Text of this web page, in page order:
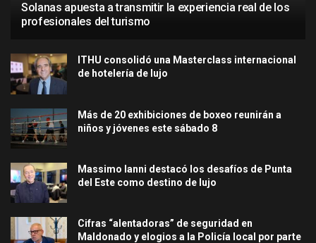
Solanas apuesta a transmitir la experiencia real de los
profesionales del turismo
ITHU consolidó una Masterclass internacional
de hotelería de lujo
Más de 20 exhibiciones de boxeo reunirán a
niños y jóvenes este sábado 8
Massimo Ianni destacó los desafíos de Punta
del Este como destino de lujo
Cifras “alentadoras” de seguridad en
Maldonado y elogios a la Policía local por parte